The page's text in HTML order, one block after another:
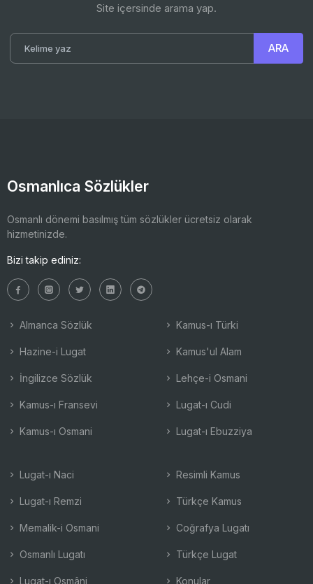
Site içersinde arama yap.
Osmanlıca Sözlükler
Osmanlı dönemi basılmış tüm sözlükler ücretsiz olarak
hizmetinizde.
Bizi takip ediniz:
Almanca Sözlük
Hazine-i Lugat
İngilizce Sözlük
Kamus-ı Fransevi
Kamus-ı Osmani
Kamus-ı Türki
Kamus'ul Alam
Lehçe-i Osmani
Lugat-ı Cudi
Lugat-ı Ebuzziya
Lugat-ı Naci
Lugat-ı Remzi
Memalik-i Osmani
Osmanlı Lugatı
Lugat-ı Osmâni
Resimli Kamus
Türkçe Kamus
Coğrafya Lugatı
Türkçe Lugat
Konular